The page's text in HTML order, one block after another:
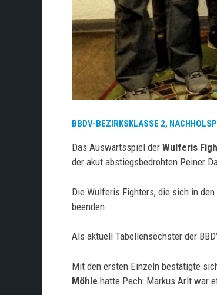
BBDV-BEZIRKSKLASSE 2,
Das Auswärtsspiel der Wulferis
der akut abstiegsbedrohten Peiner
Die Wulferis Fighters, die sich in
beenden.
Als aktuell Tabellensechster der
Mit den ersten Einzeln bestätigte
Möhle hatte Pech: Markus Arlt war